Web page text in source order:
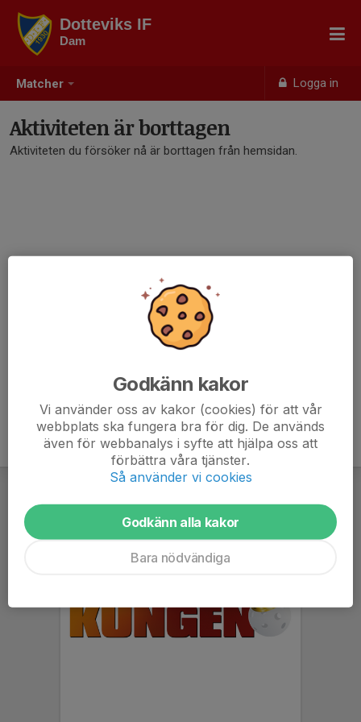
Matcher Logga in
Dotteviks IF
Dam
Aktiviteten är borttagen
Aktiviteten du försöker nå är borttagen från hemsidan.
Godkänn kakor
Vi använder oss av kakor (cookies) för att vår
webbplats ska fungera bra för dig. De används
även för webbanalys i syfte att hjälpa oss att
förbättra våra tjänster.
Så använder vi cookies
Godkänn alla kakor
Bara nödvändiga